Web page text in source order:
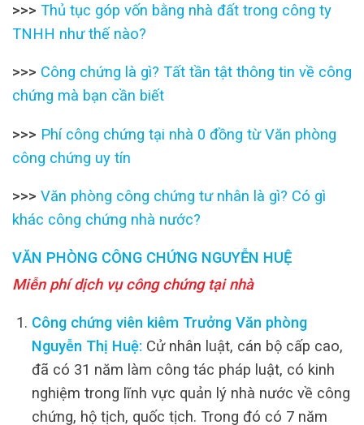
>>> Thủ tục góp vốn bằng nhà đất trong công ty
TNHH như thế nào?
>>> Công chứng là gì? Tất tần tật thông tin về công
chứng mà bạn cần biết
>>> Phí công chứng tại nhà 0 đồng từ Văn phòng
công chứng uy tín
>>> Văn phòng công chứng tư nhân là gì? Có gì
khác công chứng nhà nước?
VĂN PHÒNG CÔNG CHỨNG NGUYỄN HUỆ
Miễn phí dịch vụ công chứng tại nhà
Công chứng viên kiêm Trưởng Văn phòng
Nguyễn Thị Huệ: Cử nhân luật, cán bộ cấp cao,
đã có 31 năm làm công tác pháp luật, có kinh
nghiệm trong lĩnh vực quản lý nhà nước về công
chứng, hộ tịch, quốc tịch. Trong đó có 7 năm